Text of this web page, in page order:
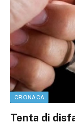
CRONACA
Tenta di